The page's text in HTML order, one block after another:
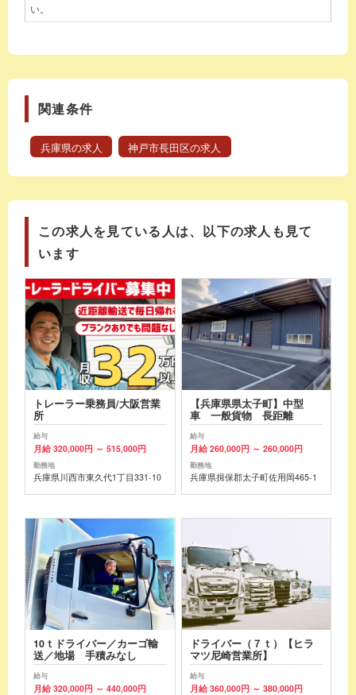
い。
関連条件
兵庫県の求人 神戸市長田区の求人
この求人を見ている人は、以下の求人も見て
います
トレーラー乗務員/大阪営業
所
給与
月給 320,000円 ～ 515,000円
勤務地
兵庫県川西市東久代1丁目331-10
【兵庫県県太子町】中型
車 一般貨物 長距離
給与
月給 260,000円 ～ 260,000円
勤務地
兵庫県揖保郡太子町佐用岡465-1
10ｔドライバー／カーゴ輸
送／地場 手積みなし
給与
月給 320,000円 ～ 440,000円
ドライバー（７ｔ）【ヒラ
マツ尼崎営業所】
給与
月給 360,000円 ～ 380,000円